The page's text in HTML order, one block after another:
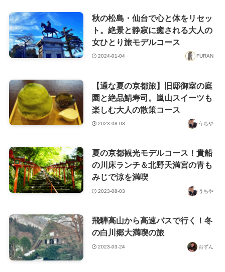
秋の松島・仙台で心と体をリセッ
ト。絶景と静寂に癒される大人の
女ひとり旅モデルコース
2024-01-04 FURAN
【通な夏の京都旅】旧邸御室の庭
園と絶品鯖寿司。嵐山スイーツも
楽しむ大人の散策コース
2023-08-03 うちや
夏の京都観光モデルコース！貴船
の川床ランチ＆北野天満宮の青も
みじで涼を満喫
2023-08-03 うちや
飛騨高山から高速バスで行く！冬
の白川郷大満喫の旅
2023-03-24 おずん